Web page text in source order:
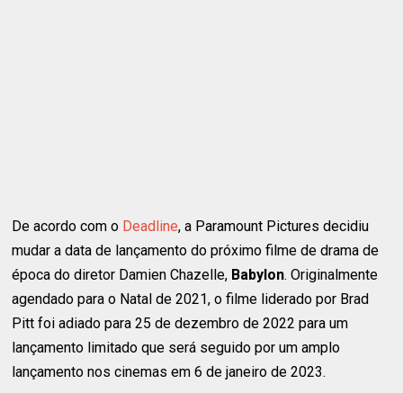
De acordo com o Deadline, a Paramount Pictures decidiu
mudar a data de lançamento do próximo filme de drama de
época do diretor Damien Chazelle, Babylon. Originalmente
agendado para o Natal de 2021, o filme liderado por Brad
Pitt foi adiado para 25 de dezembro de 2022 para um
lançamento limitado que será seguido por um amplo
lançamento nos cinemas em 6 de janeiro de 2023.